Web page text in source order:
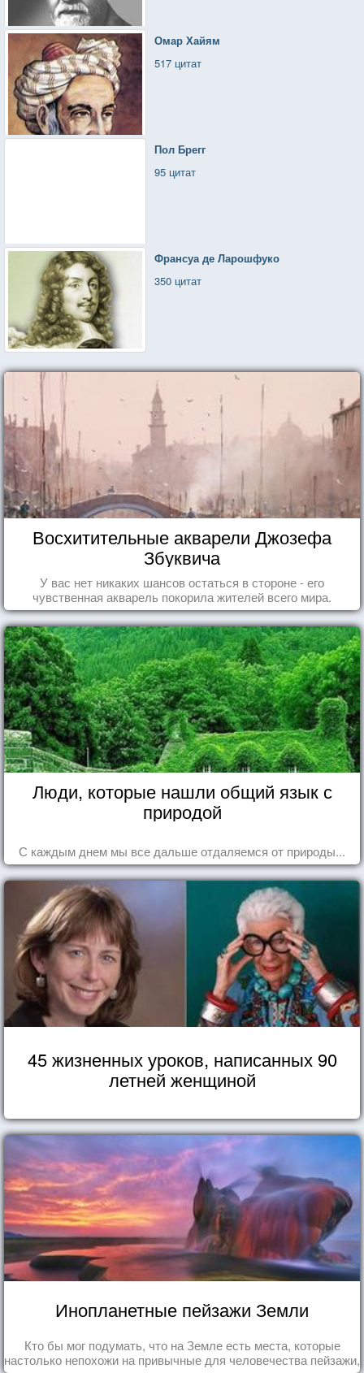
Омар Хайям
517 цитат
Пол Брегг
95 цитат
Франсуа де Ларошфуко
350 цитат
Восхитительные акварели Джозефа
Збуквича
У вас нет никаких шансов остаться в стороне - его
чувственная акварель покорила жителей всего мира.
Люди, которые нашли общий язык с
природой
С каждым днем мы все дальше отдаляемся от природы...
45 жизненных уроков, написанных 90
летней женщиной
Инопланетные пейзажи Земли
Кто бы мог подумать, что на Земле есть места, которые
настолько непохожи на привычные для человечества пейзажи,